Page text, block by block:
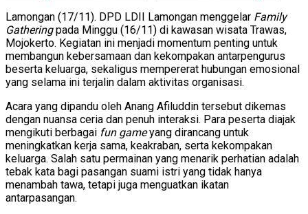
Lamongan (17/11). DPD LDII Lamongan menggelar Family
Gatheringpada Minggu (16/11) di kawasan wisata Trawas,
Mojokerto. Kegiatan ini menjadi momentum penting untuk
membangun kebersamaan dan kekompakan antarpengurus
beserta keluarga, sekaligus mempererat hubungan emosional
yang selama ini terjalin dalam aktivitas organisasi.
Acara yang dipandu oleh Anang Afiluddin tersebut dikemas
dengan nuansa ceria dan penuh interaksi. Para peserta diajak
mengikuti berbagai fun gameyang dirancang untuk
meningkatkan kerja sama, keakraban, serta kekompakan
keluarga. Salah satu permainan yang menarik perhatian adalah
tebak kata bagi pasangan suami istri yang tidak hanya
menambah tawa, tetapi juga menguatkan ikatan
antarpasangan.